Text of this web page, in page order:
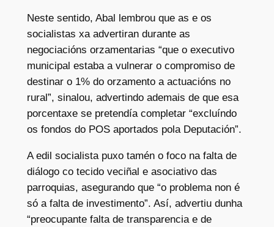
Neste sentido, Abal lembrou que as e os
socialistas xa advertiran durante as
negociacións orzamentarias “que o executivo
municipal estaba a vulnerar o compromiso de
destinar o 1% do orzamento a actuacións no
rural”, sinalou, advertindo ademais de que esa
porcentaxe se pretendía completar “excluíndo
os fondos do POS aportados pola Deputación”.
A edil socialista puxo tamén o foco na falta de
diálogo co tecido veciñal e asociativo das
parroquias, asegurando que “o problema non é
só a falta de investimento”. Así, advertiu dunha
“preocupante falta de transparencia e de